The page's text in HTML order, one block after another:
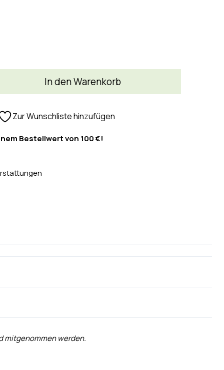
In den Warenkorb
Zur Wunschliste hinzufügen
Bestellwert von 100 €!
mitgenommen werden.